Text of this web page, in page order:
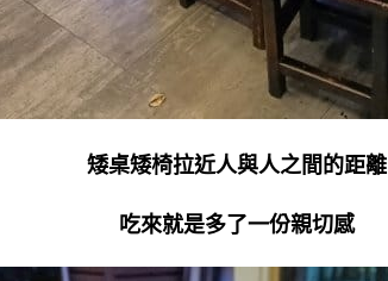
矮桌矮椅拉近人與人之間的距離
吃來就是多了一份親切感